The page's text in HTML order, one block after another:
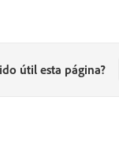
útil esta página?